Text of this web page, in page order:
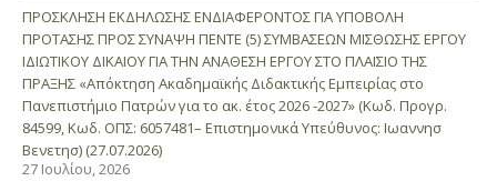
ΠΡΟΣΚΛΗΣΗ ΕΚΔΗΛΩΣΗΣ ΕΝΔΙΑΦΕΡΟΝΤΟΣ ΓΙΑ ΥΠΟΒΟΛΗ
ΠΡΟΤΑΣΗΣ ΠΡΟΣ ΣΥΝΑΨΗ ΠΕΝΤΕ (5) ΣΥΜΒΑΣΕΩΝ ΜΙΣΘΩΣΗΣ ΕΡΓΟΥ
ΙΔΙΩΤΙΚΟΥ ΔΙΚΑΙΟΥ ΓΙΑ ΤΗΝ ΑΝΑΘΕΣΗ ΕΡΓΟΥ ΣΤΟ ΠΛΑΙΣΙΟ ΤΗΣ
ΠΡΑΞΗΣ «Απόκτηση Ακαδημαϊκής Διδακτικής Εμπειρίας στο
Πανεπιστήμιο Πατρών για το ακ. έτος 2026 -2027» (Κωδ. Προγρ.
84599, Κωδ. ΟΠΣ: 6057481– Επιστημονικά Υπεύθυνος: Ιωαννησ
Βενετησ) (27.07.2026)
27 Ιουλίου, 2026